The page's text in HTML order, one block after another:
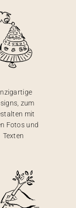
zum
mit
Fotos und
Texten